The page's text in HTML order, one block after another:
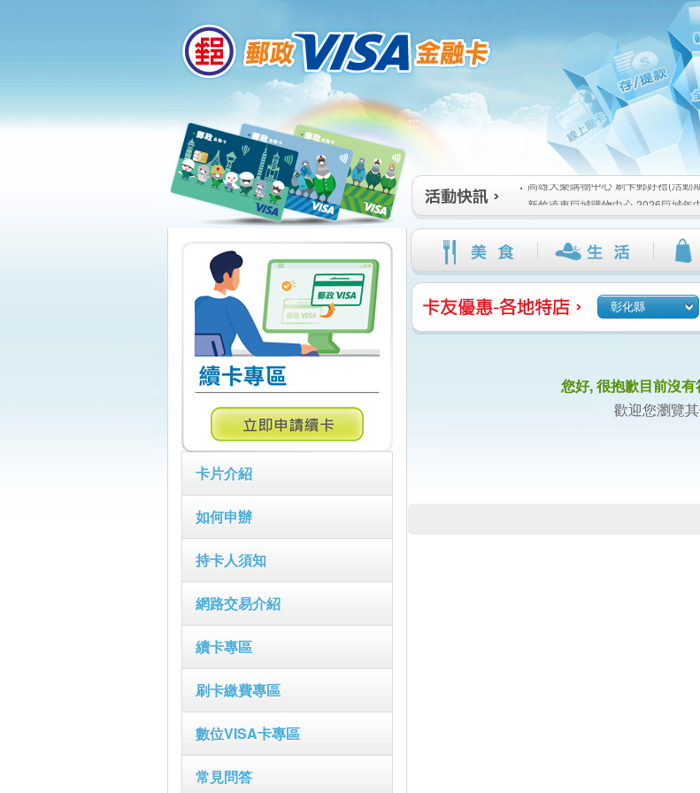
:::
卡片介紹
如何申辦
持卡人須知
網路交易介紹
續卡專區
刷卡繳費專區
數位VISA卡專區
常見問答
:::
高雄大樂購物中心 刷卡郵好禮(活動
新竹遠東巨城購物中心 2026巨城
115/08/26)
臺北三創生活 有點東西第2波 刷卡
高雄大樂購物中心 刷卡郵好禮(活
新竹遠東巨城購物中心 2026巨城年
115/08/26)
臺北三創生活 有點東西第2波 刷卡
彰化縣
您好, 很抱歉目前沒
歡迎您瀏覽